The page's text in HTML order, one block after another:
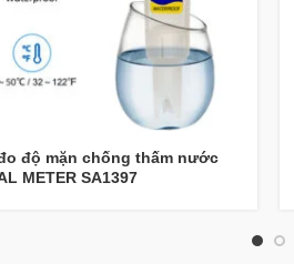
độ mặn chống thấm nước
METER SA1397